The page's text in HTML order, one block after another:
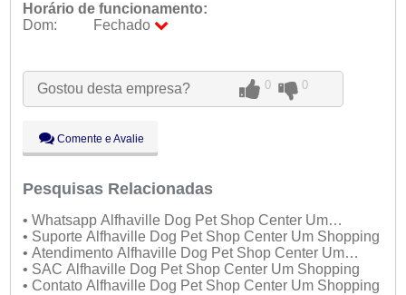
Horário de funcionamento:
Dom:
Fechado
Qua:
09:00 - 18:00
Qui:
09:00 - 18:00
Sáb:
Dom:
Fechado
Gostou desta empresa? 0 0
Comente e Avalie
Pesquisas Relacionadas
• Whatsapp Alfhaville Dog Pet Shop Center Um
Shopping
• Suporte Alfhaville Dog Pet Shop Center Um Shopping
• Atendimento Alfhaville Dog Pet Shop Center Um
Shopping
• SAC Alfhaville Dog Pet Shop Center Um Shopping
• Contato Alfhaville Dog Pet Shop Center Um Shopping